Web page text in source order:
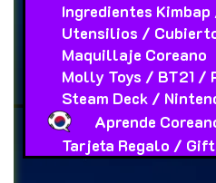
Ingredientes
Utensilios /
Maquillaje Coreano
Molly Toys / BT21 /
Steam Deck /
Aprende
Tarjeta Regalo /